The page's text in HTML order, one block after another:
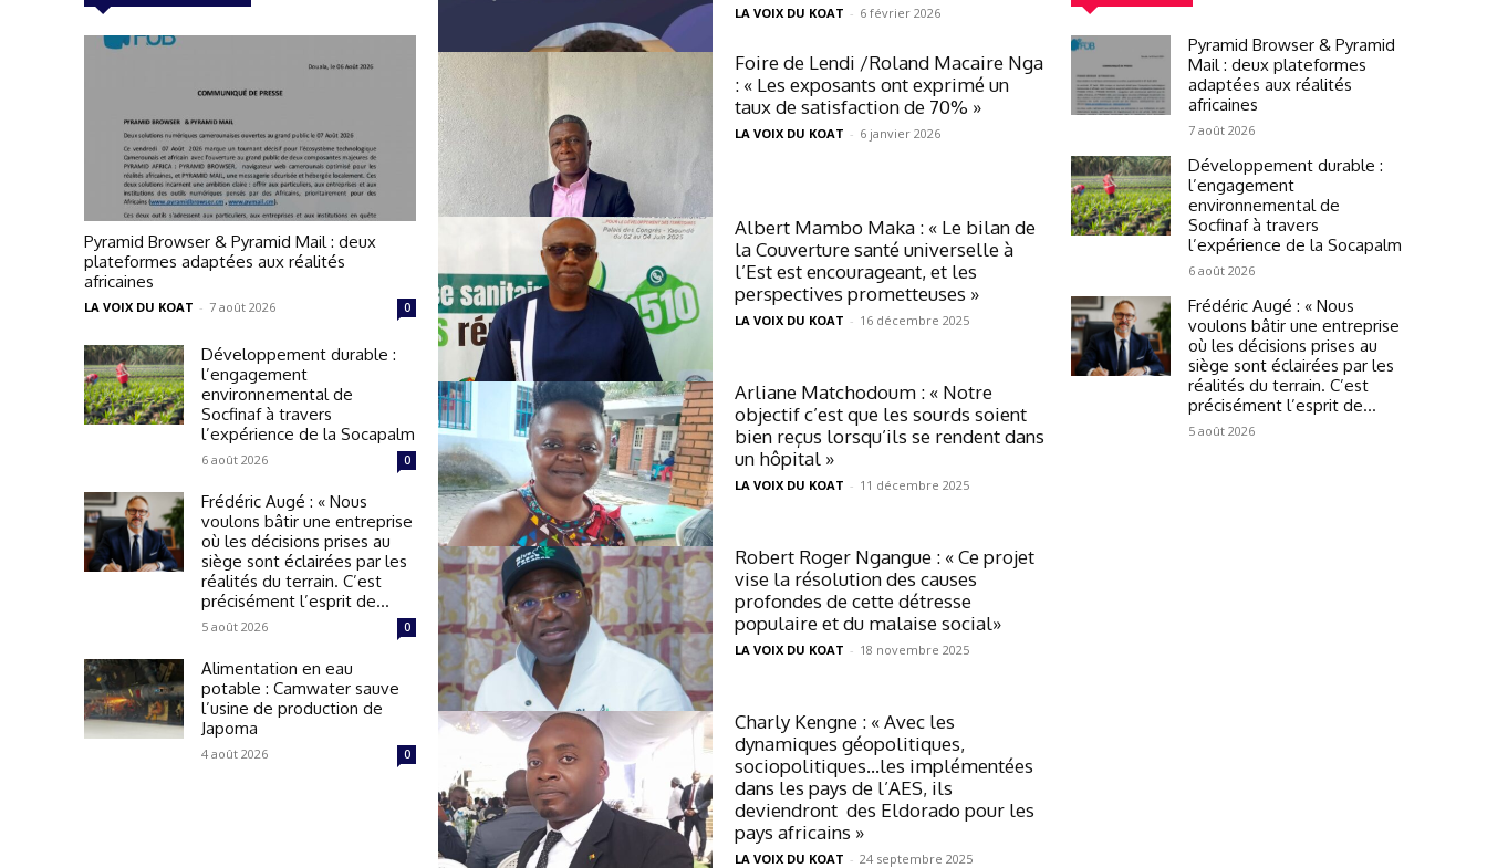
Pyramid Browser & Pyramid Mail : deux
plateformes adaptées aux réalités
africaines
LA VOIX DU KOAT - 7 août 2026 0
Développement durable :
l’engagement
environnemental de
Socfinaf à travers
l’expérience de la Socapalm
6 août 2026 0
Frédéric Augé : « Nous
voulons bâtir une entreprise
où les décisions prises au
siège sont éclairées par les
réalités du terrain. C’est
précisément l’esprit de...
5 août 2026 0
Alimentation en eau
potable : Camwater sauve
l’usine de production de
Japoma
4 août 2026 0
LA VOIX DU KOAT - 6 février 2026
Foire de Lendi /Roland Macaire Nga
: « Les exposants ont exprimé un
taux de satisfaction de 70% »
LA VOIX DU KOAT - 6 janvier 2026
Albert Mambo Maka : « Le bilan de
la Couverture santé universelle à
l’Est est encourageant, et les
perspectives prometteuses »
LA VOIX DU KOAT - 16 décembre 2025
Arliane Matchodoum : « Notre
objectif c’est que les sourds soient
bien reçus lorsqu’ils se rendent dans
un hôpital »
LA VOIX DU KOAT - 11 décembre 2025
Robert Roger Ngangue : « Ce projet
vise la résolution des causes
profondes de cette détresse
populaire et du malaise social»
LA VOIX DU KOAT - 18 novembre 2025
Charly Kengne : « Avec les
dynamiques géopolitiques,
sociopolitiques…les implémentées
dans les pays de l’AES, ils
deviendront des Eldorado pour les
pays africains »
LA VOIX DU KOAT - 24 septembre 2025
Pyramid Browser & Pyramid
Mail : deux plateformes
adaptées aux réalités
africaines
7 août 2026
Développement durable :
l’engagement
environnemental de
Socfinaf à travers
l’expérience de la Socapalm
6 août 2026
Frédéric Augé : « Nous
voulons bâtir une entreprise
où les décisions prises au
siège sont éclairées par les
réalités du terrain. C’est
précisément l’esprit de...
5 août 2026